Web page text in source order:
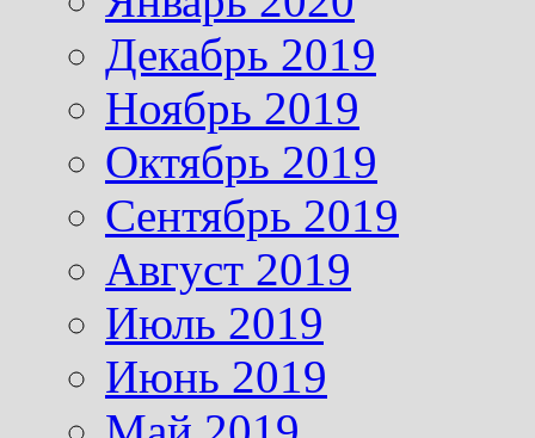
Декабрь 2019
Ноябрь 2019
Октябрь 2019
Сентябрь 2019
Август 2019
Июль 2019
Июнь 2019